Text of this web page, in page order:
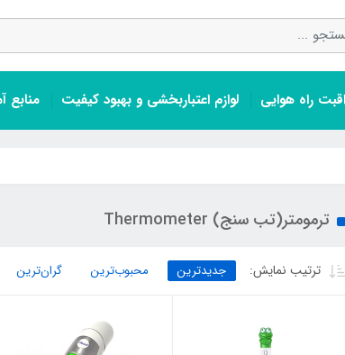
راه هوایی لوازم اعتباربخشی و بهبود کیفیت منابع
ترمومتر(تب سنج) Thermometer
ترتیب نمایش: جدیدترین محبوب‌ترین گران‌ترین